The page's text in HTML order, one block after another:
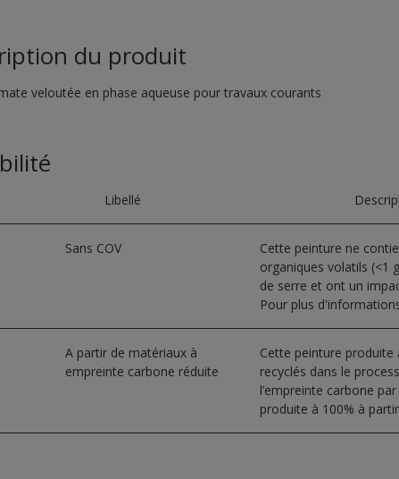
du produit
veloutée en phase aqueuse pour travaux courants
Libellé
Sans COV
Cette peinture ne
organiques volatils (<1
de serre et ont un
Pour plus
A partir de matériaux à
empreinte carbone réduite
Cette peinture
recyclés dans le
l’empreinte carbone
produite à 100% à